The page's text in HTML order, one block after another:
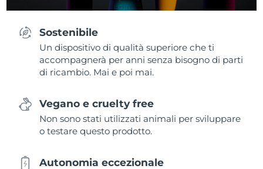
Sostenibile
Un dispositivo di qualità superiore che ti
accompagnerà per anni senza bisogno di parti
di ricambio. Mai e poi mai.
Vegano e cruelty free
Non sono stati utilizzati animali per sviluppare
o testare questo prodotto.
Autonomia eccezionale